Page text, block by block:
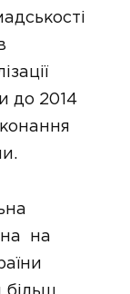
до 2014
на